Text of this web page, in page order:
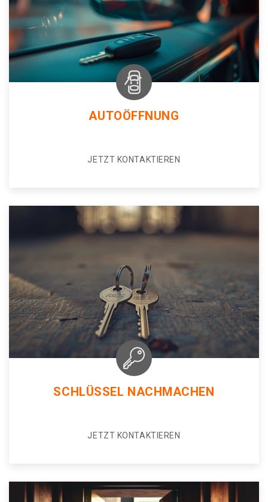
AUTOÖFFNUNG
JETZT KONTAKTIEREN
SCHLÜSSEL NACHMACHEN
JETZT KONTAKTIEREN